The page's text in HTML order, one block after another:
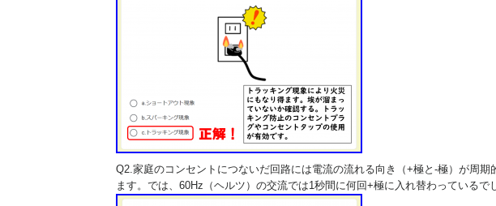
Q2.家庭のコンセントにつないだ回路には電流の流れる向き（+極と-極）が周
ます。では、60Hz（ヘルツ）の交流では1秒間に何回+極に入れ替わっているで